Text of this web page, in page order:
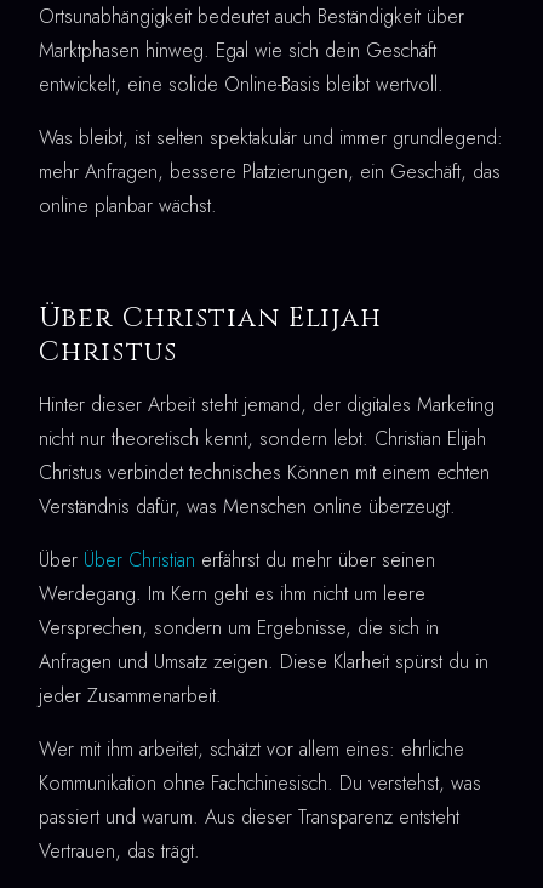
Ortsunabhängigkeit bedeutet auch Beständigkeit über
Marktphasen hinweg. Egal wie sich dein Geschäft
entwickelt, eine solide Online-Basis bleibt wertvoll.
Was bleibt, ist selten spektakulär und immer grundlegend:
mehr Anfragen, bessere Platzierungen, ein Geschäft, das
online planbar wächst.
Über Christian Elijah
Christus
Hinter dieser Arbeit steht jemand, der digitales Marketing
nicht nur theoretisch kennt, sondern lebt. Christian Elijah
Christus verbindet technisches Können mit einem echten
Verständnis dafür, was Menschen online überzeugt.
Über Über Christian erfährst du mehr über seinen
Werdegang. Im Kern geht es ihm nicht um leere
Versprechen, sondern um Ergebnisse, die sich in
Anfragen und Umsatz zeigen. Diese Klarheit spürst du in
jeder Zusammenarbeit.
Wer mit ihm arbeitet, schätzt vor allem eines: ehrliche
Kommunikation ohne Fachchinesisch. Du verstehst, was
passiert und warum. Aus dieser Transparenz entsteht
Vertrauen, das trägt.